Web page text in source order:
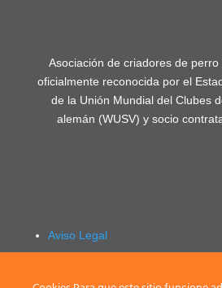
Asociación de criadores de perro
oficialmente reconocida por el
de la Unión Mundial del Clubes
alemán (WUSV) y socio
Aviso Legal
Política de privacidad